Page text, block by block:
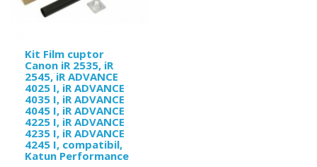
Kit Film cuptor
Canon iR 2535, iR
2545, iR ADVANCE
4025 I, iR ADVANCE
4035 I, iR ADVANCE
4045 I, iR ADVANCE
4225 I, iR ADVANCE
4235 I, iR ADVANCE
4245 I, compatibil,
Katun Performance